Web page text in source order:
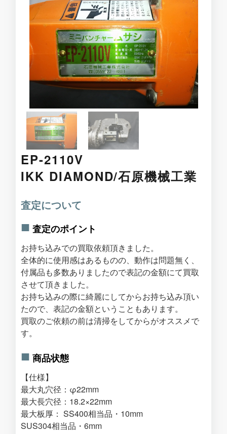
EP-2110V
IKK DIAMOND/石原機械工業
査定について
査定のポイント
お持ち込みでの買取依頼頂きました。
全体的に使用感はあるものの、動作は問題無く、
付属品も多数ありましたので表記の金額にて買取
させて頂きました。
お持ち込みの際に綺麗にしてからお持ち込み頂い
たので、表記の金額ということもあります。
買取のご依頼の前は清掃をしてからがオススメで
す。
商品状態
【仕様】
最大丸穴径：φ22mm
最大長穴径：18.2×22mm
最大板厚： SS400相当品・10mm
SUS304相当品・6mm